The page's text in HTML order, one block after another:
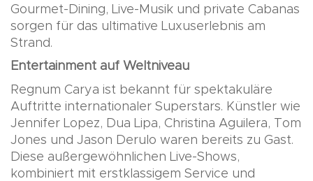
Gourmet-Dining, Live-Musik und private Cabanas
sorgen für das ultimative Luxuserlebnis am
Strand.
Entertainment auf Weltniveau
Regnum Carya ist bekannt für spektakuläre
Auftritte internationaler Superstars. Künstler wie
Jennifer Lopez, Dua Lipa, Christina Aguilera, Tom
Jones und Jason Derulo waren bereits zu Gast.
Diese außergewöhnlichen Live-Shows,
kombiniert mit erstklassigem Service und